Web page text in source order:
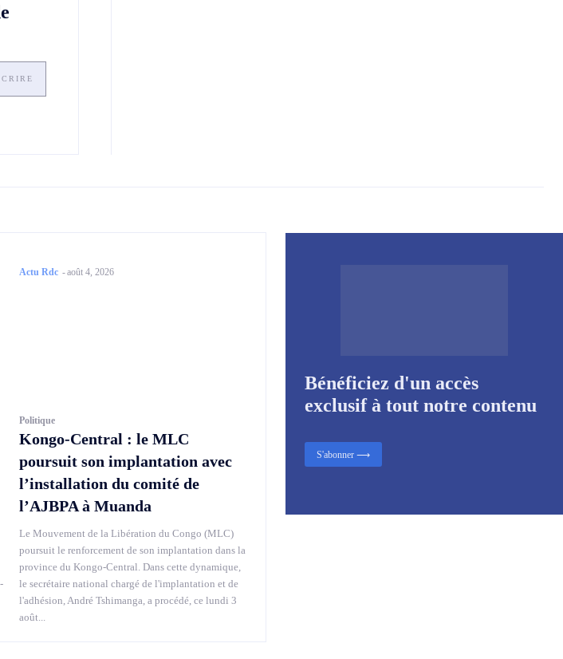
Actu Rdc -août 4, 2026
Politique
Kongo-Central : le MLC
poursuit son implantation avec
l’installation du comité de
l’AJBPA à Muanda
Le Mouvement de la Libération du Congo (MLC)
poursuit le renforcement de son implantation dans la
province du Kongo-Central. Dans cette dynamique,
le secrétaire national chargé de l'implantation et de
l'adhésion, André Tshimanga, a procédé, ce lundi 3
août...
Bénéficiez d'un accès
exclusif à tout notre contenu
S'abonner ⟶